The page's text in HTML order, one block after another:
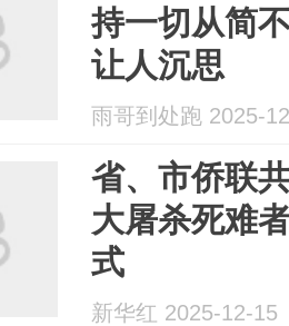
持一切从简
让人沉思
雨哥到处跑 2025-
省、市侨联
大屠杀死难
式
新华红 2025-12-15